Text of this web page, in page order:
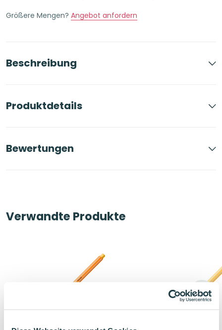
Größere Mengen? Angebot anfordern
Beschreibung
Produktdetails
Bewertungen
Verwandte Produkte